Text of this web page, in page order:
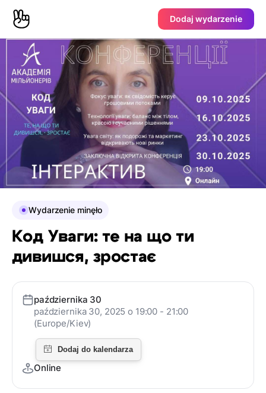
Dodaj wydarzenie
Wydarzenie minęło
Код Уваги: те на що ти
дивишся, зростає
października 30
października 30, 2025 o 19:00 - 21:00
(Europe/Kiev)
Online